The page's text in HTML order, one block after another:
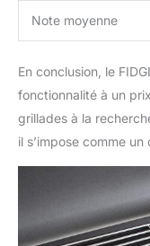
Note moyenne
En conclusion, le
fonctionnalité à un
grillades à la
il s’impose comme